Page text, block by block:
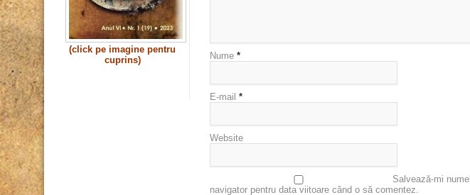
Nume *
E-mail *
Website
Salvează-mi
navigator pentru data viitoare când o să comentez.
(click pe imagine pentru
cuprins)